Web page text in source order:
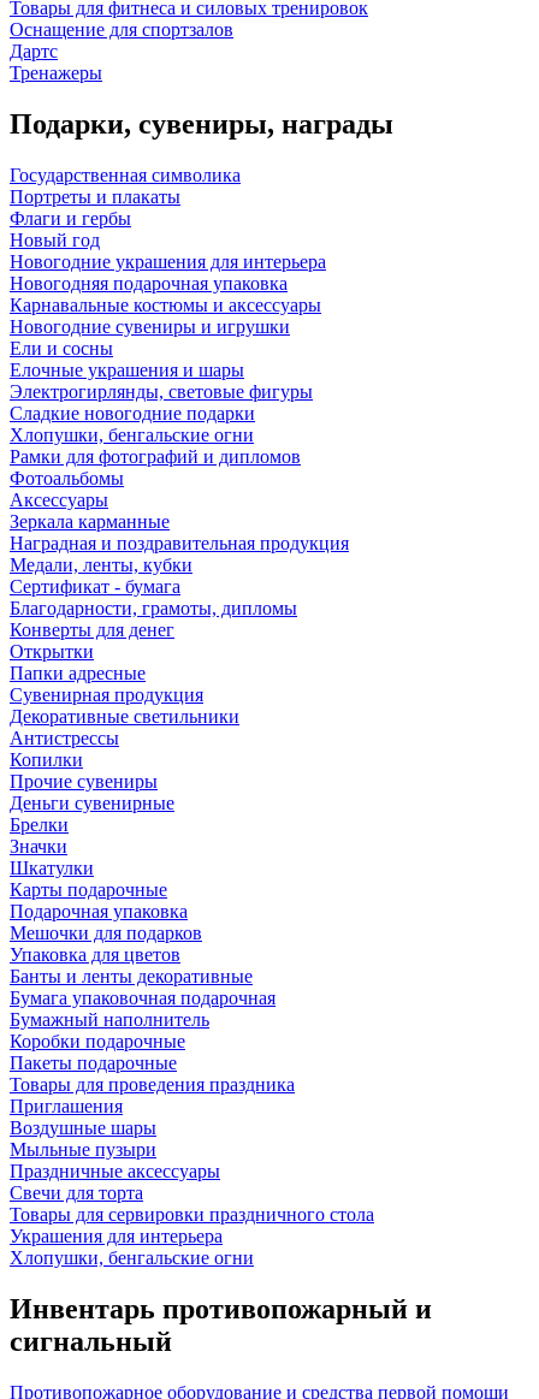
Товары для фитнеса и силовых тренировок
Оснащение для спортзалов
Дартс
Тренажеры
Подарки, сувениры, награды
Государственная символика
Портреты и плакаты
Флаги и гербы
Новый год
Новогодние украшения для интерьера
Новогодняя подарочная упаковка
Карнавальные костюмы и аксессуары
Новогодние сувениры и игрушки
Ели и сосны
Елочные украшения и шары
Электрогирлянды, световые фигуры
Сладкие новогодние подарки
Хлопушки, бенгальские огни
Рамки для фотографий и дипломов
Фотоальбомы
Аксессуары
Зеркала карманные
Наградная и поздравительная продукция
Медали, ленты, кубки
Сертификат - бумага
Благодарности, грамоты, дипломы
Конверты для денег
Открытки
Папки адресные
Сувенирная продукция
Декоративные светильники
Антистрессы
Копилки
Прочие сувениры
Деньги сувенирные
Брелки
Значки
Шкатулки
Карты подарочные
Подарочная упаковка
Мешочки для подарков
Упаковка для цветов
Банты и ленты декоративные
Бумага упаковочная подарочная
Бумажный наполнитель
Коробки подарочные
Пакеты подарочные
Товары для проведения праздника
Приглашения
Воздушные шары
Мыльные пузыри
Праздничные аксессуары
Свечи для торта
Товары для сервировки праздничного стола
Украшения для интерьера
Хлопушки, бенгальские огни
Инвентарь противопожарный и
сигнальный
Противопожарное оборудование и средства первой помощи